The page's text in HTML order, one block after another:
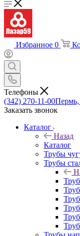
Избранное 0
Телефоны
(342) 270-11-00Пермь,
Заказать звонок
Каталог
Назад
Каталог
Трубы
Трубы